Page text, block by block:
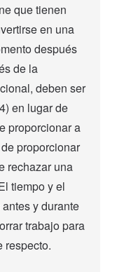
que tienen
en una
después
de la
deben ser
en lugar de
proporcionar a
proporcionar
rechazar una
tiempo y el
y durante
trabajo para
respecto.